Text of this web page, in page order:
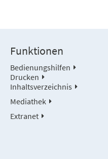
Funktionen
Bedienungshilfen
Drucken
Inhaltsverzeichnis
Mediathek
Extranet